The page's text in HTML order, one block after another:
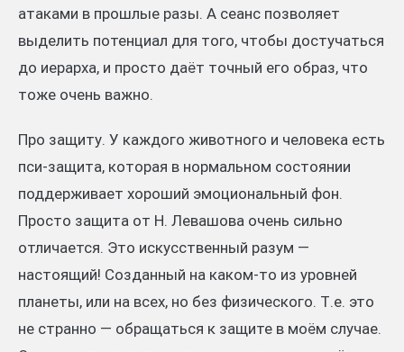
атаками в прошлые разы. А сеанс позволяет
выделить потенциал для того, чтобы достучаться
до иерарха, и просто даёт точный его образ, что
тоже очень важно.
Про защиту. У каждого животного и человека есть
пси-защита, которая в нормальном состоянии
поддерживает хороший эмоциональный фон.
Просто защита от Н. Левашова очень сильно
отличается. Это искусственный разум —
настоящий! Созданный на каком-то из уровней
планеты, или на всех, но без физического. Т.е. это
не странно — обращаться к защите в моём случае.